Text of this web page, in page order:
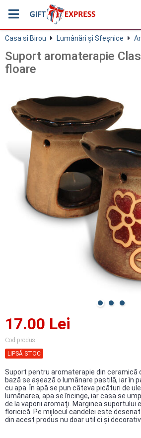
Casa si Birou Lumânări şi Sfeşnice
Suport aromaterapie
floare
17.00 Lei
Cod produs
LIPSĂ STOC
Suport pentru aromaterapie din ceramică
bază se aşează o lumânare pastilă, iar în
cu apa. În apă se pun câteva picături de
lumânarea, apa se încinge, iar casa se
de la vaporii aromaţi. Marginea suportului
floricică. Pe mijlocul candelei este
din acest produs nu doar util ci şi decorativ.